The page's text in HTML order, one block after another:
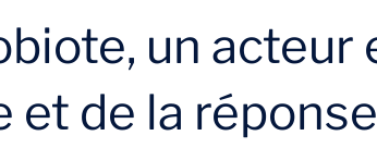
un acteur
et de la